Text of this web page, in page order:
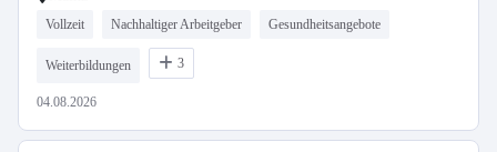
Vollzeit Nachhaltiger Arbeitgeber Gesundheitsangebote
Weiterbildungen 3
04.08.2026